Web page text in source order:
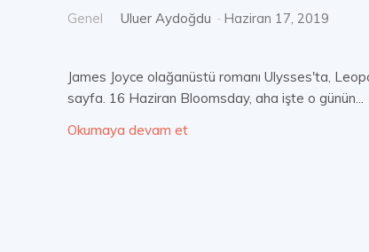
Genel Uluer Aydoğdu - Haziran 17, 2019
James Joyce olağanüstü romanı Ulysses'ta,
sayfa. 16 Haziran Bloomsday, aha işte o günün...
Okumaya devam et